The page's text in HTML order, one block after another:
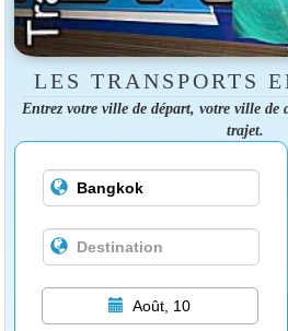
LES TRANSPORTS
Entrez votre ville de départ, votre ville de
trajet.
Août, 10